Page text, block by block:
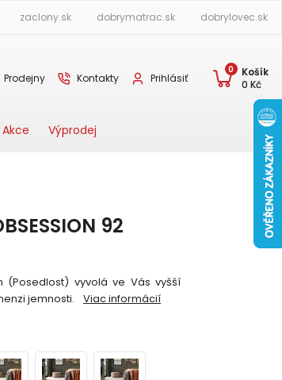
zaclony.sk dobrymatrac.sk dobrylovec.sk
Prodejny Kontakty Prihlásiť
0
Košík
0 Kč
Akce Výprodej
92
(Posedlost) vyvolá ve Vás vyšší
jemnosti.
Viac informácií